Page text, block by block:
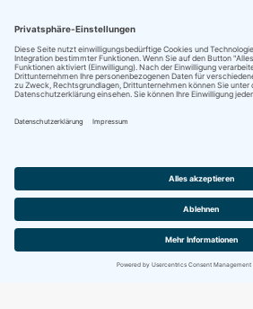
Jetzt folgen für noch mehr
Vereinsleben:
Impressum
Datenschutz